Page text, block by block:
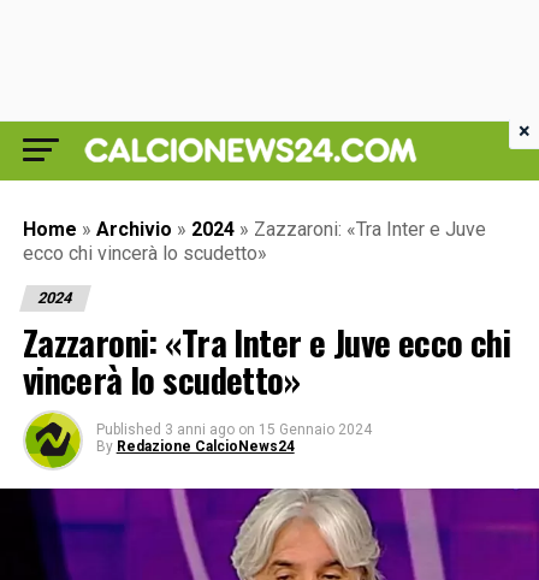
Home » Archivio » 2024 » Zazzaroni: «Tra Inter e Juve
ecco chi vincerà lo scudetto»
2024
Zazzaroni: «Tra Inter e Juve ecco chi
vincerà lo scudetto»
Published 3 anni ago on 15 Gennaio 2024
By Redazione CalcioNews24
×